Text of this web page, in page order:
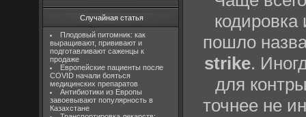
Случайная статья
Плодовый питомник: как
выращивают, прививают и
подготавливают саженцы к
продаже
Европейские пациенты после
COVID начали бояться
медицинских препаратов
Антибиотики из Европы
завоевывают популярность в
Казахстане
кодировка
пошло
strike.
для
точнее не